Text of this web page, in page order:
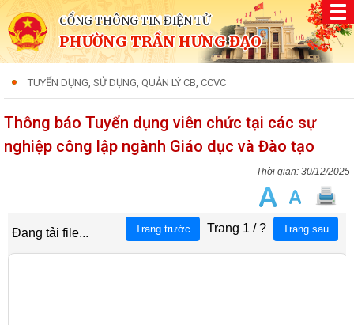
CỔNG THÔNG TIN ĐIỆN TỬ
PHƯỜNG TRẦN HƯNG ĐẠO
TUYỂN DỤNG, SỬ DỤNG, QUẢN LÝ CB, CCVC
Thông báo Tuyển dụng viên chức tại các sự
nghiệp công lập ngành Giáo dục và Đào tạo
30/12/2025